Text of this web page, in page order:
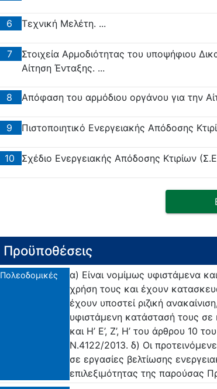
6 Τεχνική Μελέτη. ...
7
Στοιχεία Αρμοδιότητας του υποψήφιου
Αίτηση Ένταξης. ...
8 Απόφαση του αρμόδιου οργάνου για την
9 Πιστοποιητικό Ενεργειακής Απόδοσης
10 Σχέδιο Ενεργειακής Απόδοσης Κτιρίων
Προϋποθέσεις
Πολεοδομικές
α) Είναι νομίμως υφιστάμενα
χρήση τους και έχουν
έχουν υποστεί ριζική
υφιστάμενη κατάστασή τους
και Η’ Ε’, Ζ’, Η’ του άρθρου 10
Ν.4122/2013. δ) Οι
σε εργασίες βελτίωσης
επιλεξιμότητας της παρούσας